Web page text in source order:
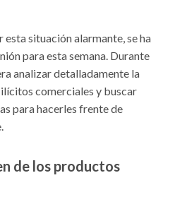
situación alarmante, se ha
para esta semana. Durante
analizar detalladamente la
comerciales y buscar
para hacerles frente de
de los productos